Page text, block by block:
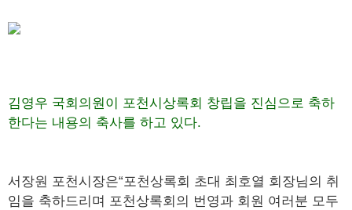
김영우 국회의원이 포천시상록회 창립을 진심으로 축하
한다는 내용의 축사를 하고 있다.
서장원 포천시장은“포천상록회 초대 최호열 회장님의 취
임을 축하드리며 포천상록회의 번영과 회원 여러분 모두